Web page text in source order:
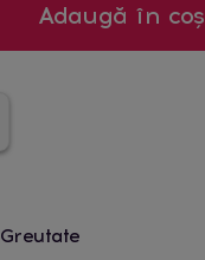
Adaugă în coș
Greutate